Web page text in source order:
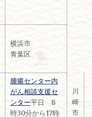
横浜市
青葉区
腫瘍センター内
がん相談支援セ
ンター平日 8
時30分から17時
川
崎
市